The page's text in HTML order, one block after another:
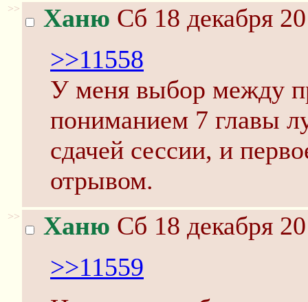
>> Ханю Сб 18 декабря
>>11558
У меня выбор между
пониманием 7 главы
сдачей сессии, и
отрывом.
>> Ханю Сб 18 декабря
>>11559